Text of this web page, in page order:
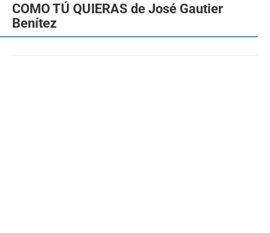
COMO TÚ QUIERAS de José Gautier
Benítez